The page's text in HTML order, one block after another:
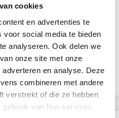
cookies
en advertenties te
voor social media te bieden
analyseren. Ook delen we
onze site met onze
en analyse. Deze
combineren met andere
verstrekt of die ze hebben
van hun services.